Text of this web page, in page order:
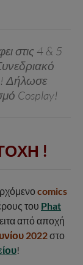
στις 4 & 5
Δήλωσε
Cosplay!
!
comics
του Phat
από αποχή
2022στο
!